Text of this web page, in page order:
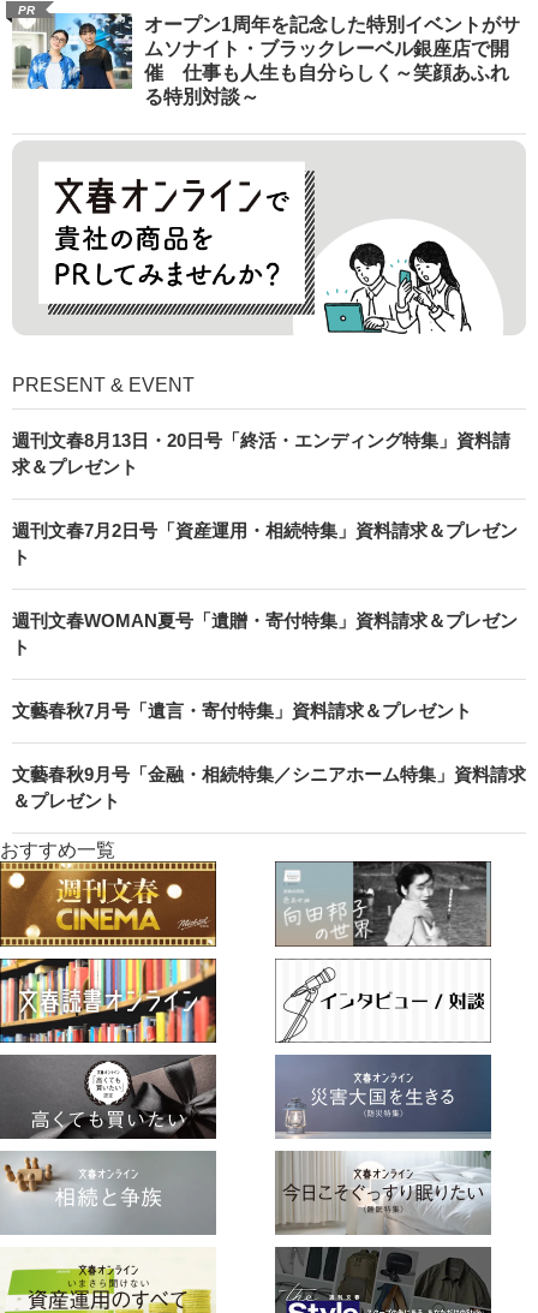
PR
オープン1周年を記念した特別イベントがサ
ムソナイト・ブラックレーベル銀座店で開
催 仕事も人生も自分らしく～笑顔あふれ
る特別対談～
PRESENT & EVENT
週刊文春8月13日・20日号「終活・エンディング特集」資料請
求＆プレゼント
週刊文春7月2日号「資産運用・相続特集」資料請求＆プレゼン
ト
週刊文春WOMAN夏号「遺贈・寄付特集」資料請求＆プレゼン
ト
文藝春秋7月号「遺言・寄付特集」資料請求＆プレゼント
文藝春秋9月号「金融・相続特集／シニアホーム特集」資料請求
＆プレゼント
おすすめ一覧